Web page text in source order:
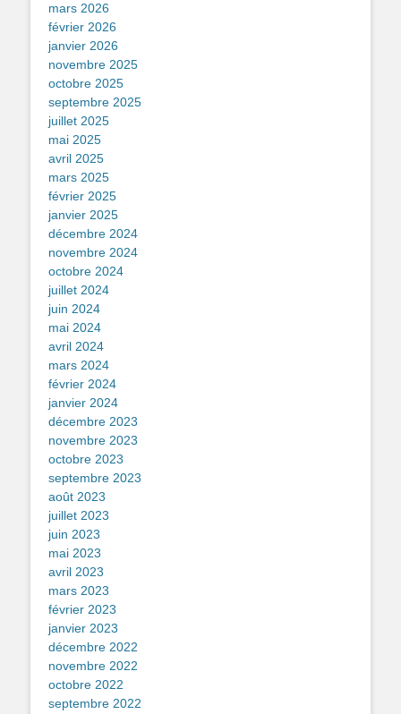
mars 2026
février 2026
janvier 2026
novembre 2025
octobre 2025
septembre 2025
juillet 2025
mai 2025
avril 2025
mars 2025
février 2025
janvier 2025
décembre 2024
novembre 2024
octobre 2024
juillet 2024
juin 2024
mai 2024
avril 2024
mars 2024
février 2024
janvier 2024
décembre 2023
novembre 2023
octobre 2023
septembre 2023
août 2023
juillet 2023
juin 2023
mai 2023
avril 2023
mars 2023
février 2023
janvier 2023
décembre 2022
novembre 2022
octobre 2022
septembre 2022